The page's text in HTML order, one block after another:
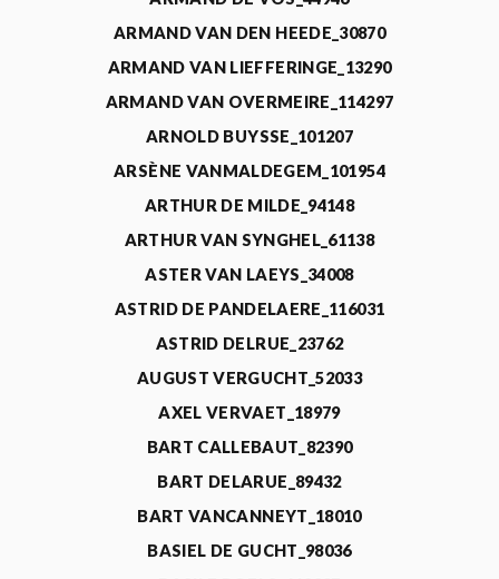
ARMAND VAN DEN HEEDE_30870
ARMAND VAN LIEFFERINGE_13290
ARMAND VAN OVERMEIRE_114297
ARNOLD BUYSSE_101207
ARSÈNE VANMALDEGEM_101954
ARTHUR DE MILDE_94148
ARTHUR VAN SYNGHEL_61138
ASTER VAN LAEYS_34008
ASTRID DE PANDELAERE_116031
ASTRID DELRUE_23762
AUGUST VERGUCHT_52033
AXEL VERVAET_18979
BART CALLEBAUT_82390
BART DELARUE_89432
BART VANCANNEYT_18010
BASIEL DE GUCHT_98036